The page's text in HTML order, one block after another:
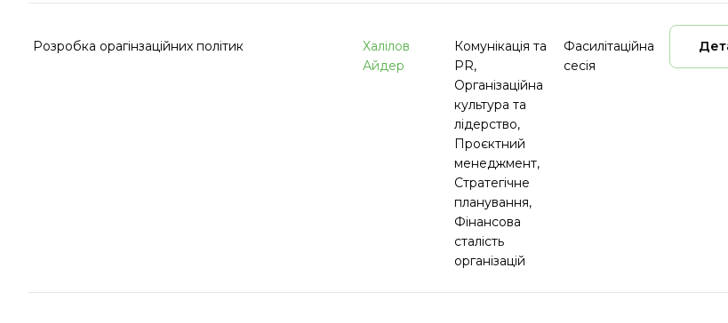
Розробка орагінзаційних політик
Халілов
Айдер
Комунікація та
PR,
Організаційна
культура та
лідерство,
Проєктний
менеджмент,
Стратегічне
планування,
Фінансова
сталість
організацій
Фасилітаційна
сесія